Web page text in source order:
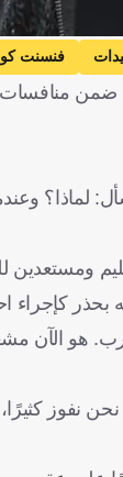
فنسنت
ضمن منافسات
بحذر كإجراء
هو الآن
نفوز